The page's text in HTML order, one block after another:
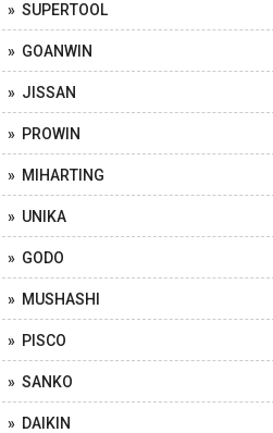
» SUPERTOOL
» GOANWIN
» JISSAN
» PROWIN
» MIHARTING
» UNIKA
» GODO
» MUSHASHI
» PISCO
» SANKO
» DAIKIN